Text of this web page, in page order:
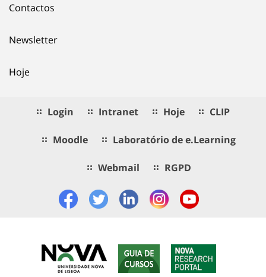
Contactos
Newsletter
Hoje
Login Intranet Hoje CLIP
Moodle Laboratório de e.Learning
Webmail RGPD